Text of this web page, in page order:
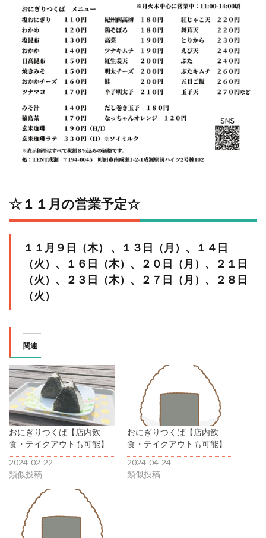
☆１１⽉の営業予定☆
１１⽉９⽇（⽊） 、１３⽇（⽉）、１４⽇
（⽕）、１６⽇（⽊）、２０⽇（⽉）、２１⽇
（⽕）、２３⽇（⽊）、２７⽇（⽉）、２８⽇
（⽕）
関連
おにぎりつくば【店内飲
食・テイクアウトも可能】
2024-02-22
類似投稿
おにぎりつくば【店内飲
食・テイクアウトも可能】
2024-04-24
類似投稿